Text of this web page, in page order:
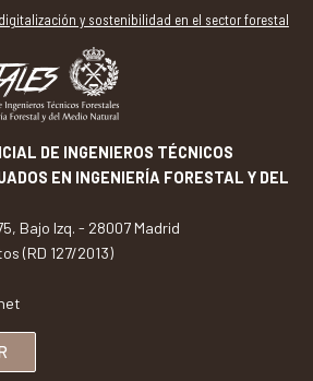
y sostenibilidad en el sector forestal
DE INGENIEROS TÉCNICOS
EN INGENIERÍA FORESTAL Y DEL
Bajo Izq. - 28007 Madrid
(RD 127/2013)